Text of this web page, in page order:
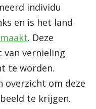
individu
en is het land
. Deze
van vernieling
te worden.
overzicht om deze
te krijgen.